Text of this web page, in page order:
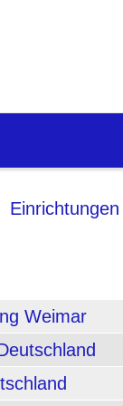
Einrichtungen
Weimar